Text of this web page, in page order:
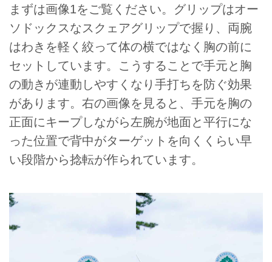
まずは画像1をご覧ください。グリップはオー
ソドックスなスクェアグリップで握り、両腕
はわきを軽く絞って体の横ではなく胸の前に
セットしています。こうすることで手元と胸
の動きが連動しやすくなり手打ちを防ぐ効果
があります。右の画像を見ると、手元を胸の
正面にキープしながら左腕が地面と平行にな
った位置で背中がターゲットを向くくらい早
い段階から捻転が作られています。